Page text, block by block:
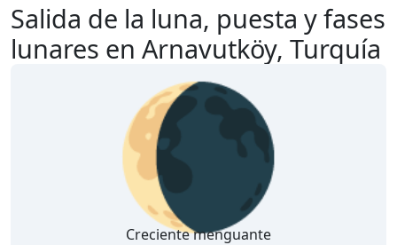
Salida de la luna, puesta y fases
lunares en Arnavutköy, Turquía
🌘
Creciente menguante